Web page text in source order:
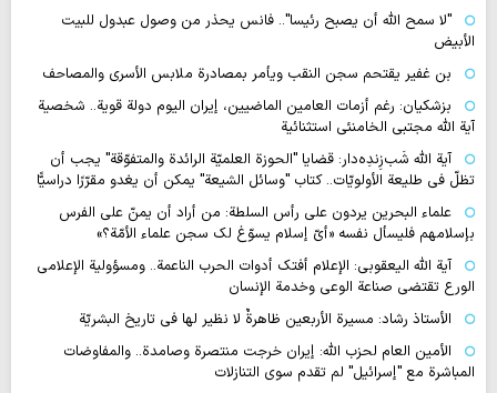
"لا سمح الله أن يصبح رئيسا".. فانس يحذر من وصول عبدول للبيت
الأبيض
بن غفير يقتحم سجن النقب ويأمر بمصادرة ملابس الأسرى والمصاحف
بزشكيان: رغم أزمات العامين الماضيين، إيران اليوم دولة قوية.. شخصية
آية الله مجتبى الخامنئي استثنائية
آية اللّه شَب‌زِندِه‌دار: قضايا "الحوزة العلميّة الرائدة والمتفوّقة" يجب أن
تظلّ في طليعة الأولويّات.. كتاب "وسائل الشيعة" يمكن أن يغدو مقرّرًا دراسيًّا
علماء البحرين يردون على رأس السلطة: من أراد أن يمنّ على الفرس
بإسلامهم فليسأل نفسه «أيّ إسلام يسوّغ لك سجن علماء الأمّة؟»
آية الله اليعقوبي: الإعلام أفتك أدوات الحرب الناعمة.. ومسؤولية الإعلامي
الورع تقتضي صناعة الوعي وخدمة الإنسان
الأستاذ رشاد: مسيرة الأربعين ظاهرةٌ لا نظير لها في تاريخ البشريّة
الأمين العام لحزب الله: إيران خرجت منتصرة وصامدة.. والمفاوضات
المباشرة مع "إسرائيل" لم تقدم سوى التنازلات